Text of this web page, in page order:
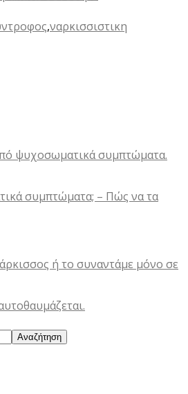
,ναρκισσιστικη
συμπτώματα; – Πώς να τα
ή το συναντάμε μόνο σε
Αναζήτηση